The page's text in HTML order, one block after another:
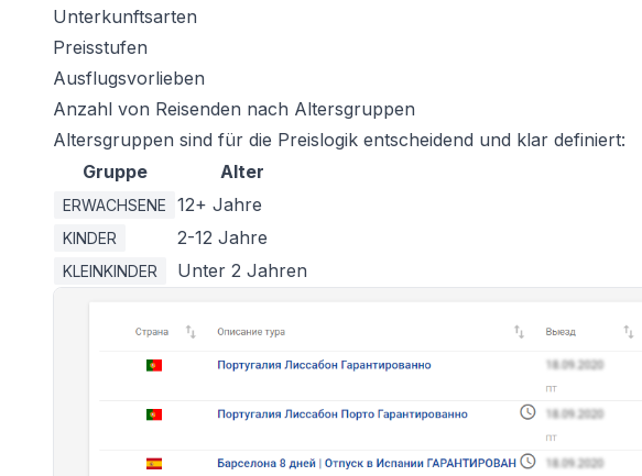
Unterkunftsarten
Preisstufen
Ausflugsvorlieben
Anzahl von Reisenden nach Altersgruppen
Altersgruppen sind für die Preislogik entscheidend und klar definiert:
Gruppe
Alter
ERWACHSENE 12+ Jahre
KINDER 2-12 Jahre
KLEINKINDER Unter 2 Jahren